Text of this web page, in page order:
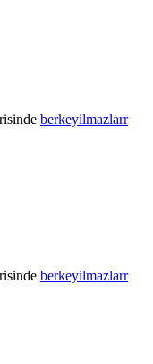
berkeyilmazlarr
berkeyilmazlarr